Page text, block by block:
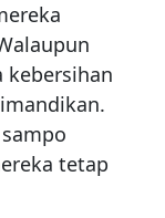
kebersihan
tetap